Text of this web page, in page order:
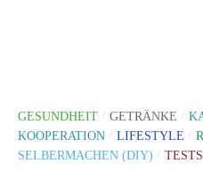
GESUNDHEIT / GETRÄNKE /
KOOPERATION / LIFESTYLE /
SELBERMACHEN (DIY) /